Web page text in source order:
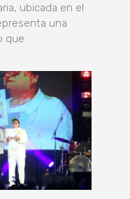
ubicada en el
una
que